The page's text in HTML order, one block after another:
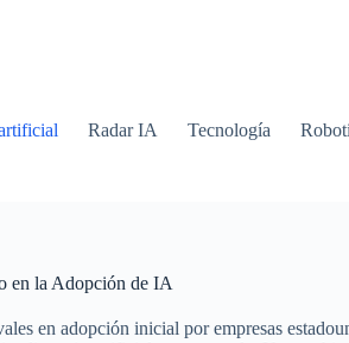
Radar IA Tecnología
en la Adopción de IA
en adopción inicial por empresas